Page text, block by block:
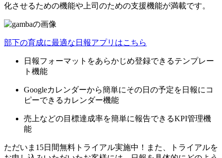
化させるための機能や上司のための支援機能が満載です。
部下の育成に最適な日報アプリはこちら
日報フォーマットをあらかじめ登録できるテンプレー
ト機能
Googleカレンダーから簡単にその日の予定を日報にコ
ピーできるカレンダー機能
売上などの目標達成率を簡単に報告できるKPI管理機
能
ただいま15日間無料トライアル実施中！また、トライアルを